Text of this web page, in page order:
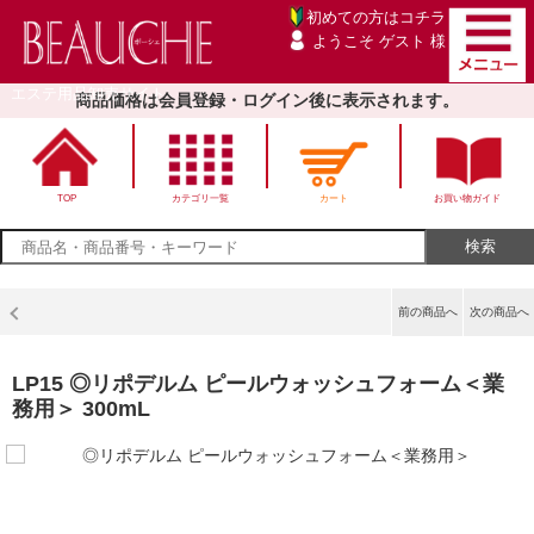
エステ用品卸売サイト
初めての方は コチラ
ようこそ ゲスト 様
商品価格は会員登録・ログイン後に表示されます。
TOP カテゴリ一覧 カート お買い物ガイド
次の商品へ
前の商品へ
LP15 ◎リポデルム ピールウォッシュフォーム＜業
務用＞ 300mL